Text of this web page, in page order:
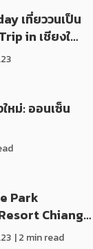
เที่ยววนเป็น
in เชียงใ…
หม่: ออนเซ็น
Park
Chiang…
| 2 min read